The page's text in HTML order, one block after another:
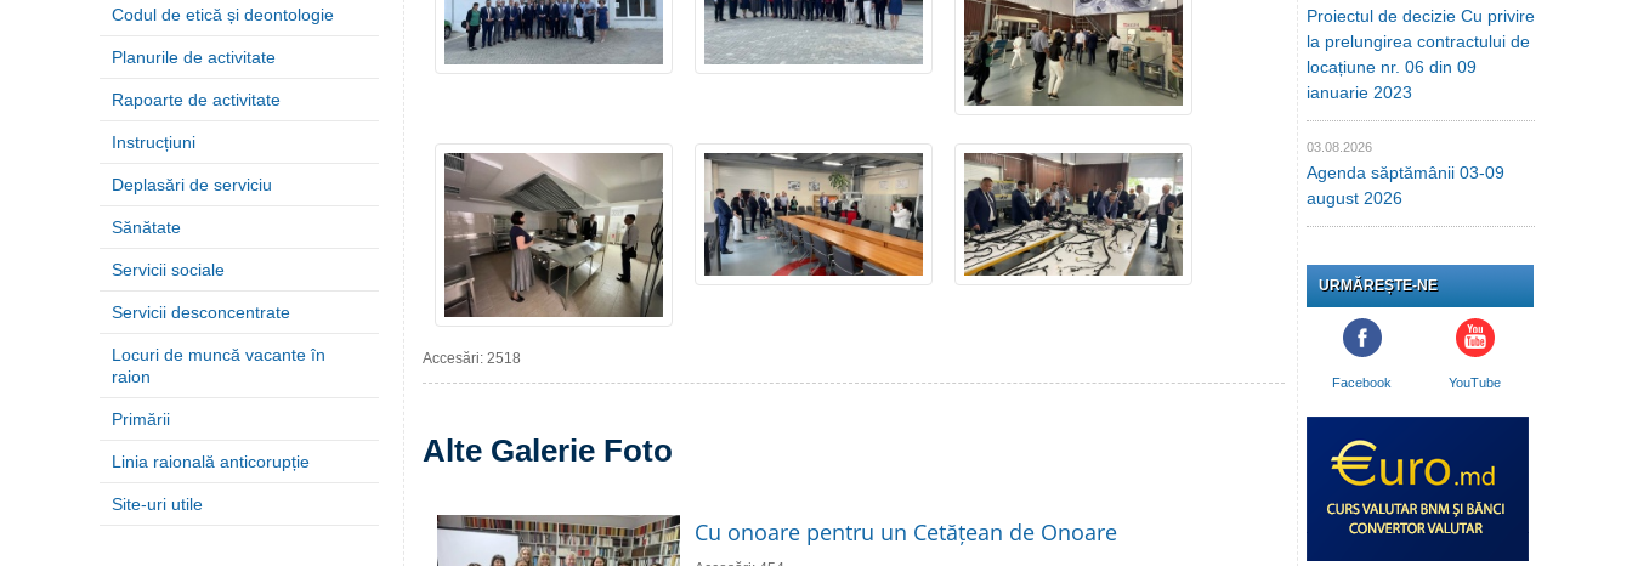
Codul de etică și deontologie
Planurile de activitate
Rapoarte de activitate
Instrucțiuni
Deplasări de serviciu
Sănătate
Servicii sociale
Servicii desconcentrate
Locuri de muncă vacante în
raion
Primării
Linia raională anticorupție
Site-uri utile
Accesări: 2518
Alte Galerie Foto
Cu onoare pentru un Cetățean de Onoare
Proiectul de decizie Cu privire
la prelungirea contractului de
locațiune nr. 06 din 09
ianuarie 2023
03.08.2026
Agenda săptămânii 03-09
august 2026
URMĂREȘTE-NE
Facebook YouTube